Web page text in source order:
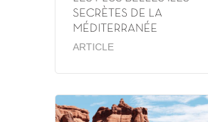
SECRÈTES DE LA
MÉDITERRANÉE
ARTICLE